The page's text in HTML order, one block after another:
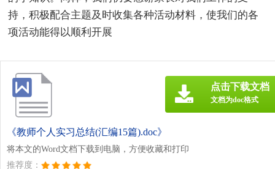
持，积极配合主题及时收集各种活动材料，使我们的各
项活动能得以顺利开展
《教师个人实习总结(汇编15篇).doc》
将本文的Word文档下载到电脑，方便收藏和打印
推荐度：
点击下载文档
文档为doc格式